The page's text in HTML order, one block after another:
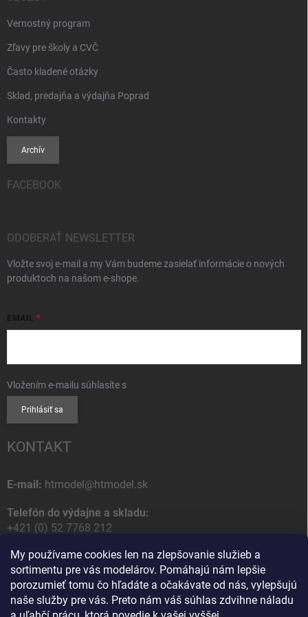
My používame cookies len na zlepšovanie služieb a
sortimentu pre vás modelárov. Pomáhajú nám lepšie
porozumieť tomu čo hľadáte a očakávate od nás, vylepšujú
naše služby pre vás. Preto nám váš súhlas zdvihne náladu
Vernostný program
Zľavy pre školy a CVČ
Často kladené otázky
Sklad, predajňa a výdajňa Poprad
Kontakty
Archív
FACEBOOK
ODOBERAŤ NEWSLETTER
Vložte svoj e-mail a my Vám budeme zasielať informácie o nových
produktoch na našom e-shope.
EMAIL
Vložením e-mailu súhlasíte s
Prihlásiť sa
KONTAKT
E-mail: htmodel@htmodel.sk
Telefón do výdajne a skladu:
+421 (0) 52 7768 212
Poštová / Odberná adresa:
HT model
Na letisko 49
058 01 Poprad